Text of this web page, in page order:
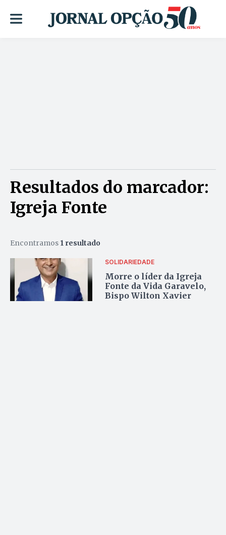
Resultados do marcador:
Igreja Fonte
Encontramos 1 resultado
SOLIDARIEDADE
Morre o líder da Igreja
Fonte da Vida Garavelo,
Bispo Wilton Xavier